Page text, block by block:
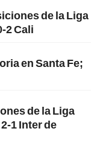
de la Liga
2 Cali
en Santa Fe;
de la Liga
1 Inter de